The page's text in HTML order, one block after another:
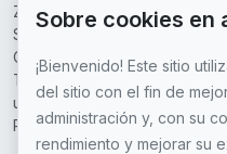
Zonas cubiertas
Socios
Contáctenos
Términos y condiciones de
uso
Política de privacidad
Sobre cookies
¡Bienvenido! Este sitio
del sitio con el fin de
administración y, con su
rendimiento y mejorar su